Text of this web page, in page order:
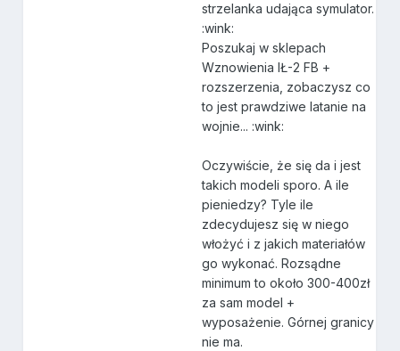
strzelanka udająca symulator.
:wink:
Poszukaj w sklepach
Wznowienia IŁ-2 FB +
rozszerzenia, zobaczysz co
to jest prawdziwe latanie na
wojnie... :wink:
Oczywiście, że się da i jest
takich modeli sporo. A ile
pieniedzy? Tyle ile
zdecydujesz się w niego
włożyć i z jakich materiałów
go wykonać. Rozsądne
minimum to około 300-400zł
za sam model +
wyposażenie. Górnej granicy
nie ma.